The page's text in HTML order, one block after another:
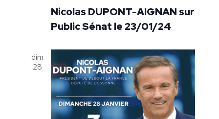
Nicolas DUPONT-AIGNAN sur
Public Sénat le 23/01/24
dim
28